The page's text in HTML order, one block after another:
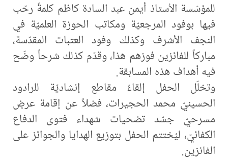
للمؤسّسة الأستاذ أيمن عبد السادة كاظم كلمةً رحّب
فيها بوفود المرجعيّة ومكاتب الحوزة العلميّة في
النجف الأشرف وكذلك وفود العتبات المقدّسة،
مباركاً للفائزين فوزهم هذا، وقدّم كذلك شرحاً وضّح
فيه أهداف هذه المسابقة.
وتخلّل الحفل إلقاءُ مقاطع إنشاديّة للرادود
الحسينيّ محمد الحجيرات، فضلاً عن إقامة عرضٍ
مسرحيّ جسّد تضحيات شهداء فتوى الدفاع
الكفائيّ، ليُختتم الحفل بتوزيع الهدايا والجوائز على
الفائزين.